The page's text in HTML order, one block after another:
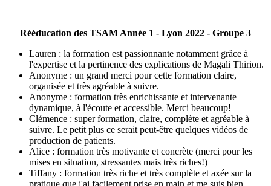
Rééducation des TSAM Année 1 - Lyon 2022 - Groupe 3
Lauren : la formation est passionnante notamment grâce à
l'expertise et la pertinence des explications de Magali Thirion.
Anonyme : un grand merci pour cette formation claire,
organisée et très agréable à suivre.
Anonyme : formation très enrichissante et intervenante
dynamique, à l'écoute et accessible. Merci beaucoup!
Clémence : super formation, claire, complète et agréable à
suivre. Le petit plus ce serait peut-être quelques vidéos de
production de patients.
Alice : formation très motivante et concrète (merci pour les
mises en situation, stressantes mais très riches!)
Tiffany : formation très riche et très complète et axée sur la
pratique que j'ai facilement prise en main et me suis bien